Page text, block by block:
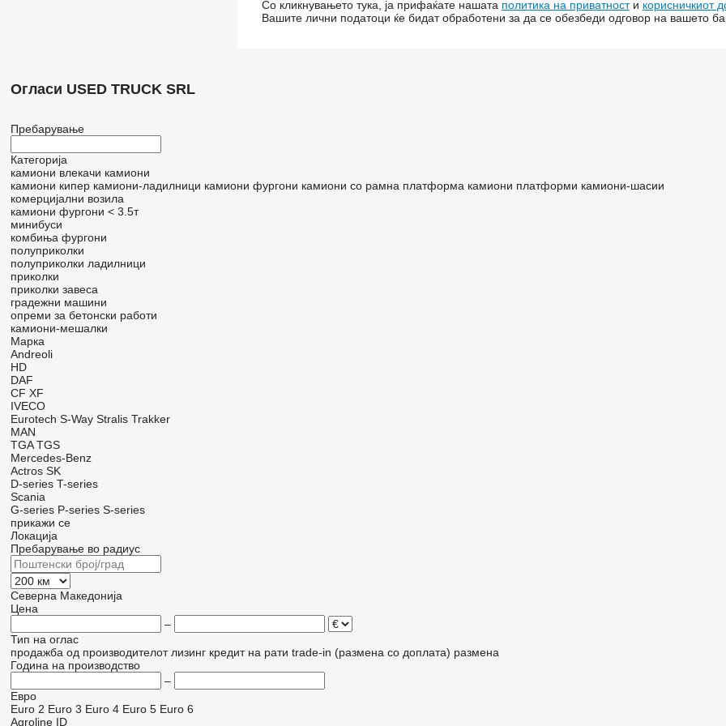
Со кликнувањето тука, ја прифаќате нашата политика на приватности корисничкиот
Вашите лични податоци ќе бидат обработени за да се обезбеди одговор на вашето
Огласи USED TRUCK SRL
Пребарување
Категорија
камиони влекачи камиони
камиони кипер камиони-ладилници камиони фургони камиони со рамна платформа камиони платформи камиони-шасии
комерцијални возила
камиони фургони < 3.5т
минибуси
комбиња фургони
полуприколки
полуприколки ладилници
приколки
приколки завеса
градежни машини
опреми за бетонски работи
камиони-мешалки
Марка
Andreoli
HD
DAF
CF XF
IVECO
Eurotech S-Way Stralis Trakker
MAN
TGA TGS
Mercedes-Benz
Actros SK
D-series T-series
Scania
G-series P-series S-series
прикажи се
Локација
Пребарување во радиус
Северна Македонија
Цена
–
Тип на оглас
продажба од производителот лизинг кредит на рати trade-in (размена со доплата) размена
Година на производство
–
Евро
Euro 2 Euro 3 Euro 4 Euro 5 Euro 6
Agroline ID